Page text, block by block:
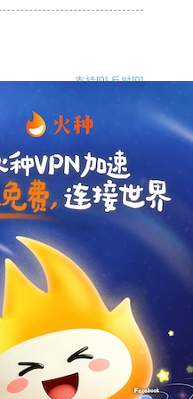
支持[0] 反对[0]
支持[0] 反对
支持
支持 反对 [0]